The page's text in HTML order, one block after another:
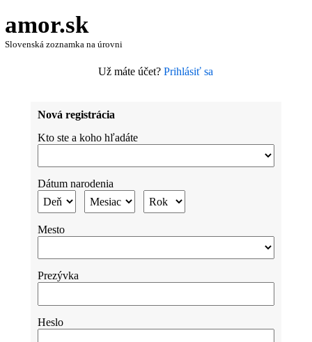
amor.sk
Slovenská zoznamka na úrovni
Už máte účet?Prihlásiť sa
Nová registrácia
Kto ste a koho hľadáte
Dátum narodenia
Mesto
Prezývka
Heslo